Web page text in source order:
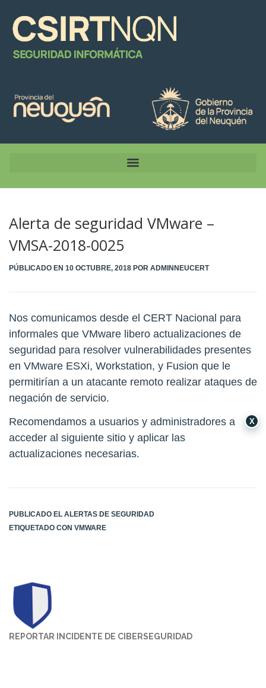
Alerta de seguridad VMware –
VMSA-2018-0025
PÚBLICADO EN 10 OCTUBRE, 2018 POR ADMINNEUCERT
Nos comunicamos desde el CERT Nacional para
informales que VMware libero actualizaciones de
seguridad para resolver vulnerabilidades presentes
en VMware ESXi, Workstation, y Fusion que le
permitirían a un atacante remoto realizar ataques de
negación de servicio.
Recomendamos a usuarios y administradores a
acceder al siguiente sitio y aplicar las
actualizaciones necesarias.
PUBLICADO EL ALERTAS DE SEGURIDAD
ETIQUETADO CON VMWARE
REPORTAR INCIDENTE DE CIBERSEGURIDAD
X